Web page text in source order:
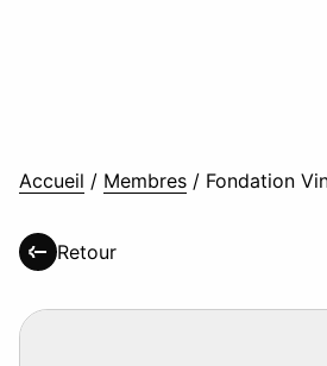
Accueil / Membres / Fondation
Retour